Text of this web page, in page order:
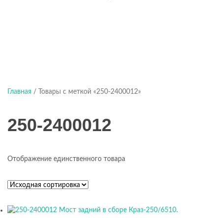
Главная / Товары с меткой «250-2400012»
250-2400012
Отображение единственного товара